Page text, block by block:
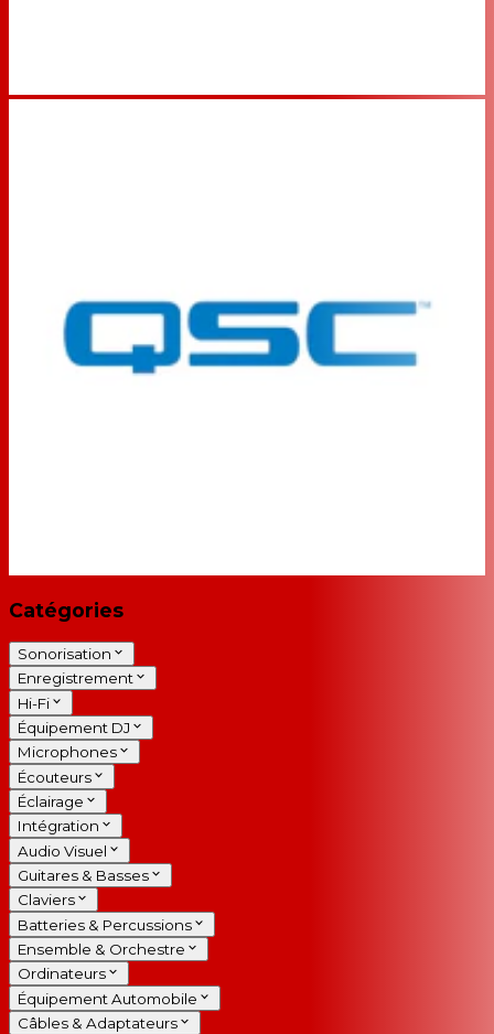
Catégories
Sonorisation
Enregistrement
Hi-Fi
Équipement DJ
Microphones
Écouteurs
Éclairage
Intégration
Audio Visuel
Guitares & Basses
Claviers
Batteries & Percussions
Ensemble & Orchestre
Ordinateurs
Équipement Automobile
Câbles & Adaptateurs